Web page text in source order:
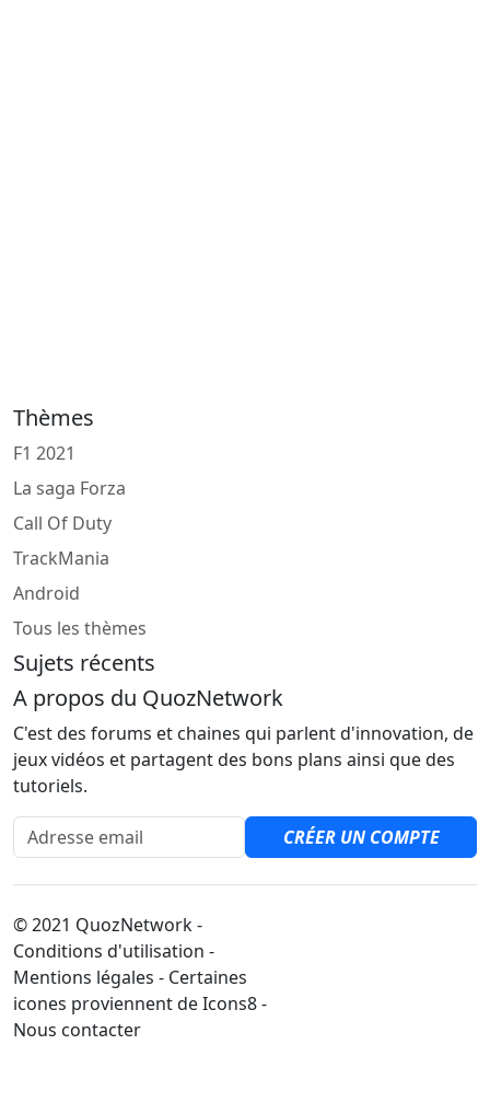
Thèmes
F1 2021
La saga Forza
Call Of Duty
TrackMania
Android
Tous les thèmes
Sujets récents
A propos du QuozNetwork
C'est des forums et chaines qui parlent d'innovation, de
jeux vidéos et partagent des bons plans ainsi que des
tutoriels.
Adresse email
CRÉER UN COMPTE
© 2021 QuozNetwork -
Conditions d'utilisation -
Mentions légales - Certaines
icones proviennent de Icons8 -
Nous contacter